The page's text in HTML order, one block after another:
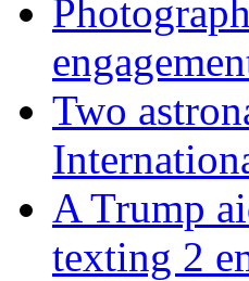
Two
A Trump
texting 2